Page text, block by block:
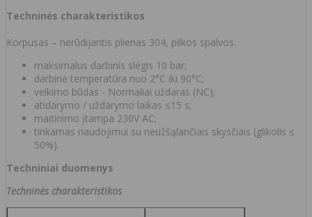
Techninės charakteristikos
Korpusas – nerūdijantis plienas 304, pilkos spalvos.
maksimalus darbinis slėgis 10 bar;
darbinė temperatūra nuo 2°C iki 90°C;
veikimo būdas - Normaliai uždaras (NC);
atidarymo / uždarymo laikas ≤15 s;
maitinimo įtampa 230V AC;
tinkamas naudojimui su neužšąlančiais skysčiais (glikolis ≤
50%).
Techniniai duomenys
Techninės charakteristikos